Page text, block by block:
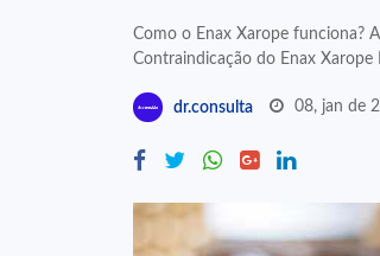
Como o Enax Xarope funciona?
Contraindicação do Enax Xarope
dr.consulta 08, jan de